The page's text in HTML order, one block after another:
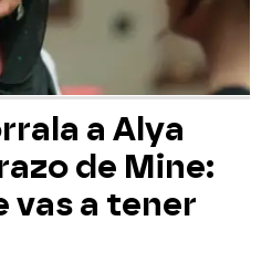
a Alya
de Mine:
vas a tener